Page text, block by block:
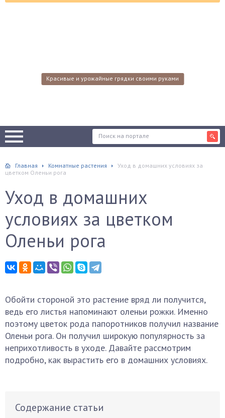
Красивые и урожайные грядки своими руками
Главная Комнатные растения
Уход в домашних условиях за
цветком Оленьи рога
Уход в домашних
условиях за цветком
Оленьи рога
Обойти стороной это растение вряд ли получится,
ведь его листья напоминают оленьи рожки. Именно
поэтому цветок рода папоротников получил название
Оленьи рога. Он получил широкую популярность за
неприхотливость в уходе. Давайте рассмотрим
подробно, как вырастить его в домашних условиях.
Содержание статьи